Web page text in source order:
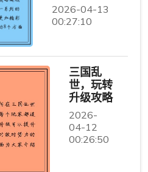
2026-04-13
00:27:10
三国乱
世，玩转
升级攻略
2026-
04-12
00:26:50